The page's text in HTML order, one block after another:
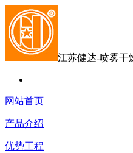
江苏健达-喷雾干
网站首页
产品介绍
优势工程